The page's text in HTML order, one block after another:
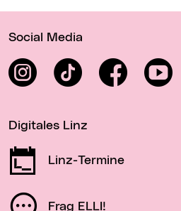
Social Media
InstagramTikTok FacebookYouTube
Digitales Linz
Linz-Termine
Frag ELLI!